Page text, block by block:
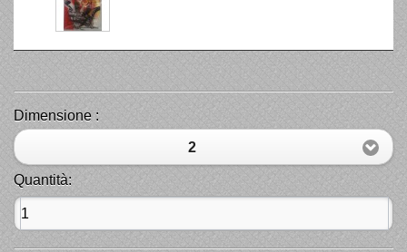
Dimensione :
2
Quantità: